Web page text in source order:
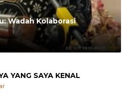
Wadah Kolaborasi
YANG SAYA KENAL